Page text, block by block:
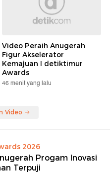
Video Peraih Anugerah
Figur Akselerator
Kemajuan I detiktimur
Awards
46 menit yang lalu
Video
2026
Progam Inovasi
Terpuji